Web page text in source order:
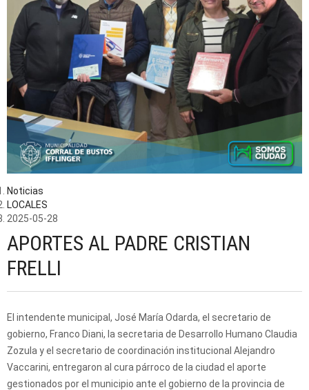
Noticias
LOCALES
2025-05-28
APORTES AL PADRE CRISTIAN
FRELLI
El intendente municipal, José María Odarda, el secretario de
gobierno, Franco Diani, la secretaria de Desarrollo Humano Claudia
Zozula y el secretario de coordinación institucional Alejandro
Vaccarini, entregaron al cura párroco de la ciudad el aporte
gestionados por el municipio ante el gobierno de la provincia de